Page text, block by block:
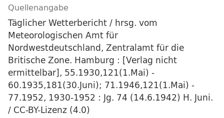
Quellenangabe
Täglicher Wetterbericht / hrsg. vom
Meteorologischen Amt für
Nordwestdeutschland, Zentralamt für die
Britische Zone. Hamburg : [Verlag nicht
ermittelbar], 55.1930,121(1.Mai) -
60.1935,181(30.Juni); 71.1946,121(1.Mai) -
77.1952, 1930-1952 : Jg. 74 (14.6.1942) H. Juni.
/ CC-BY-Lizenz (4.0)